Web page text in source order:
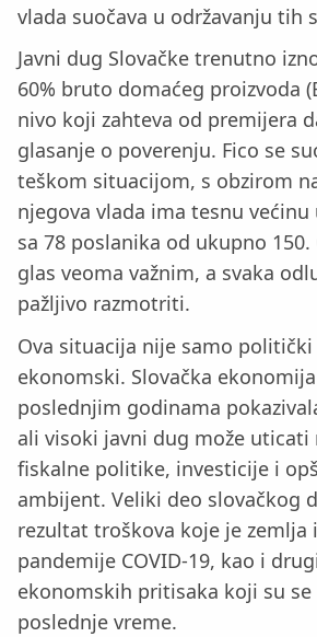
vlada suočava u održavanju tih
Javni dug Slovačke trenutno
60% bruto domaćeg proizvoda
nivo koji zahteva od premijera
glasanje o poverenju. Fico se
teškom situacijom, s obzirom
njegova vlada ima tesnu
sa 78 poslanika od ukupno
glas veoma važnim, a svaka
pažljivo razmotriti.
Ova situacija nije samo politički
ekonomski. Slovačka
poslednjim godinama
ali visoki javni dug može uticati
fiskalne politike, investicije i
ambijent. Veliki deo slovačkog
rezultat troškova koje je zemlja
pandemije COVID-19, kao i
ekonomskih pritisaka koji su
poslednje vreme.